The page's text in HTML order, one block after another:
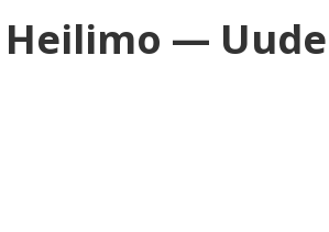
Heilimo —